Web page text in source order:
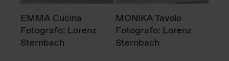
EMMA Cucina
Fotografo: Lorenz
Sternbach
MONIKA Tavolo
Fotografo: Lorenz
Sternbach